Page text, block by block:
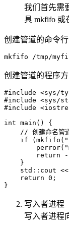
我们首先需
具 mkfifo 或
创建管道的命令行
创建管道的程序方
#include <sys/
#include <sys/
#include
int main() {
// 创建命名管
if
return -
    }
std::cout
    return 0;
写入者进程
写入者进程